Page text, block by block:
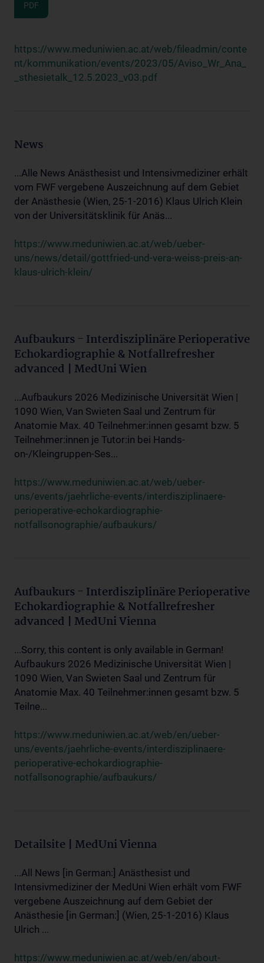
PDF
https://www.meduniwien.ac.at/web/fileadmin/conte
nt/kommunikation/events/2023/05/Aviso_Wr_Ana_
_sthesietalk_12.5.2023_v03.pdf
News
...Alle News Anästhesist und Intensivmediziner erhält
vom FWF vergebene Auszeichnung auf dem Gebiet
der Anästhesie (Wien, 25-1-2016) Klaus Ulrich Klein
von der Universitätsklinik für Anäs...
https://www.meduniwien.ac.at/web/ueber-
uns/news/detail/gottfried-und-vera-weiss-preis-an-
klaus-ulrich-klein/
Aufbaukurs - Interdisziplinäre Perioperative
Echokardiographie & Notfallrefresher
advanced | MedUni Wien
...Aufbaukurs 2026 Medizinische Universität Wien |
1090 Wien, Van Swieten Saal und Zentrum für
Anatomie Max. 40 Teilnehmer:innen gesamt bzw. 5
Teilnehmer:innen je Tutor:in bei Hands-
on-/Kleingruppen-Ses...
https://www.meduniwien.ac.at/web/ueber-
uns/events/jaehrliche-events/interdisziplinaere-
perioperative-echokardiographie-
notfallsonographie/aufbaukurs/
Aufbaukurs - Interdisziplinäre Perioperative
Echokardiographie & Notfallrefresher
advanced | MedUni Vienna
...Sorry, this content is only available in German!
Aufbaukurs 2026 Medizinische Universität Wien |
1090 Wien, Van Swieten Saal und Zentrum für
Anatomie Max. 40 Teilnehmer:innen gesamt bzw. 5
Teilne...
https://www.meduniwien.ac.at/web/en/ueber-
uns/events/jaehrliche-events/interdisziplinaere-
perioperative-echokardiographie-
notfallsonographie/aufbaukurs/
Detailsite | MedUni Vienna
...All News [in German:] Anästhesist und
Intensivmediziner der MedUni Wien erhält vom FWF
vergebene Auszeichnung auf dem Gebiet der
Anästhesie [in German:] (Wien, 25-1-2016) Klaus
Ulrich ...
https://www.meduniwien.ac.at/web/en/about-